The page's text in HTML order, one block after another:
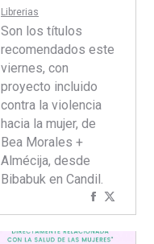
Librerias
Son los títulos
recomendados este
viernes, con
proyecto incluido
contra la violencia
hacia la mujer, de
Bea Morales +
Almécija, desde
Bibabuk en Candil.
Compartir
concon